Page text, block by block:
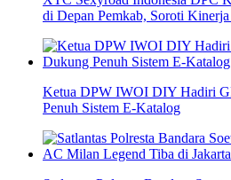
di Depan Pemkab, Soroti
Ketua DPW IWOI DIY Hadiri
Penuh Sistem E-Katalog